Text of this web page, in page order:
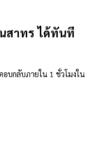
สาทร ได้ทันที
อบกลับภายใน 1 ชั่วโมงใน